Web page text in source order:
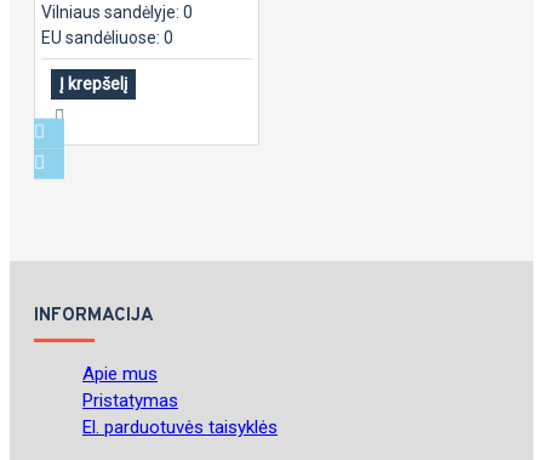
Vilniaus sandėlyje: 0
EU sandėliuose: 0
Į krepšelį
INFORMACIJA
Apie mus
Pristatymas
El. parduotuvės taisyklės